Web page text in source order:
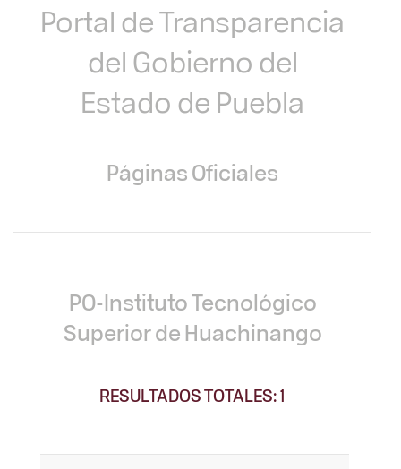
Portal de Transparencia
del Gobierno del
Estado de Puebla
Páginas Oficiales
PO-Instituto Tecnológico
Superior de Huachinango
RESULTADOS TOTALES: 1